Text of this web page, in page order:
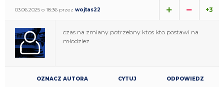
03.06.2025 o 18:36 przez wojtas22 +3
czas na zmiany potrzebny ktos kto postawi na
młodziez
OZNACZ AUTORA CYTUJ ODPOWIEDZ